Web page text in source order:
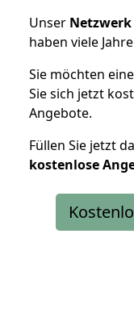
Unser Netzwerk
haben viele
Sie möchten eine
Sie sich jetzt
Angebote.
Füllen Sie jetzt
kostenlose